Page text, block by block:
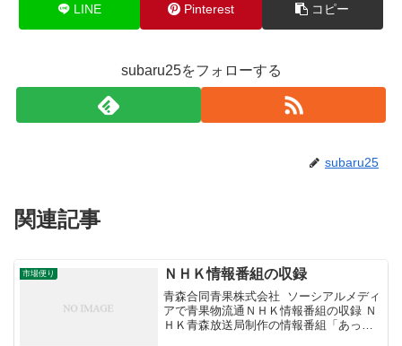
LINE Pinterest コピー
subaru25をフォローする
subaru25
関連記事
市場便り ＮＨＫ情報番組の収録
青森合同青果株式会社 ソーシアルメディ
アで青果物流通ＮＨＫ情報番組の収録 Ｎ
ＨＫ青森放送局制作の情報番組「あっぷ